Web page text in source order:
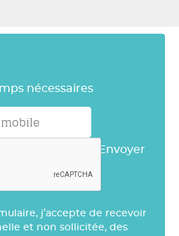
nécessaires
Envoyer
j’accepte de recevoir
et non sollicitée, des